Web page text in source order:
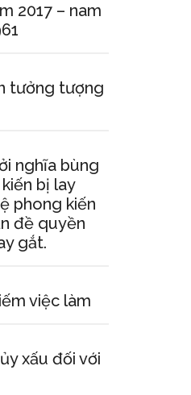
2017 – nam
tưởng tượng
nghĩa bùng
bị lay
phong kiến
đề quyền
gắt.
việc làm
xấu đối với